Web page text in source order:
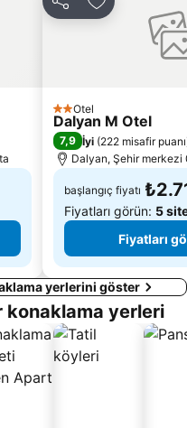
Caretta Dalyan Culture and Tourism Festival
Ağa Cami
Paylaş Favorilerime
2 Yıldız
Otel
Dalyan M Otel
7,9 İyi (222 misafir puanı
Dalyan, Şehir merkezi
başlangıç fiyatı
Fiyatları görün: 5
Fiyatları
yerlerini göster
konaklama yerleri